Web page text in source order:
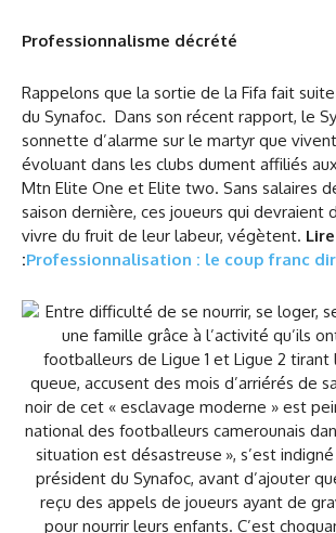
Professionnalisme décrété
Rappelons que la sortie de la Fifa fait
du Synafoc. Dans son récent rapport, le
sonnette d’alarme sur le martyr que
évoluant dans les clubs dument affiliés
Mtn Elite One et Elite two. Sans salaires
saison dernière, ces joueurs qui devraient
vivre du fruit de leur labeur, végètent.
:Professionnalisation : le coup franc